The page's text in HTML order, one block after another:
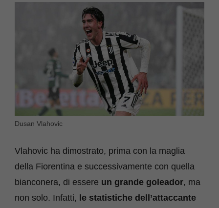
Dusan Vlahovic
Vlahovic ha dimostrato, prima con la maglia
della Fiorentina e successivamente con quella
bianconera, di essere un grande goleador, ma
non solo. Infatti, le statistiche dell’attaccante